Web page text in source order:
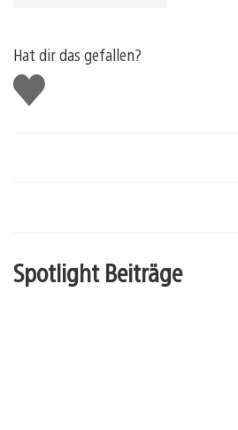
Hat dir das gefallen?
Gefällt
mir
Spotlight Beiträge